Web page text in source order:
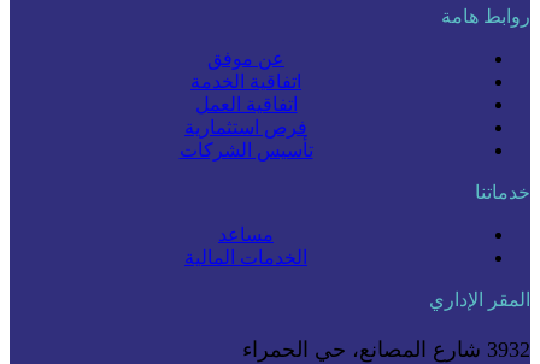
روابط هامة
عن موفق
اتفاقية الخدمة
اتفاقية العمل
فرص استثمارية
تأسيس الشركات
خدماتنا
مساعد
الخدمات المالية
المقر الإداري
3932 شارع المصانع، حي الحمراء